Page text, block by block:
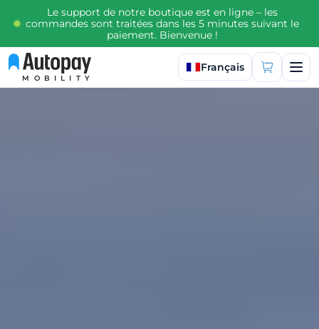
Le support de notre boutique est en ligne – les
commandes sont traitées dans les 5 minutes suivant le
paiement. Bienvenue !
MOBILITY
Sélectionner la langue
Français